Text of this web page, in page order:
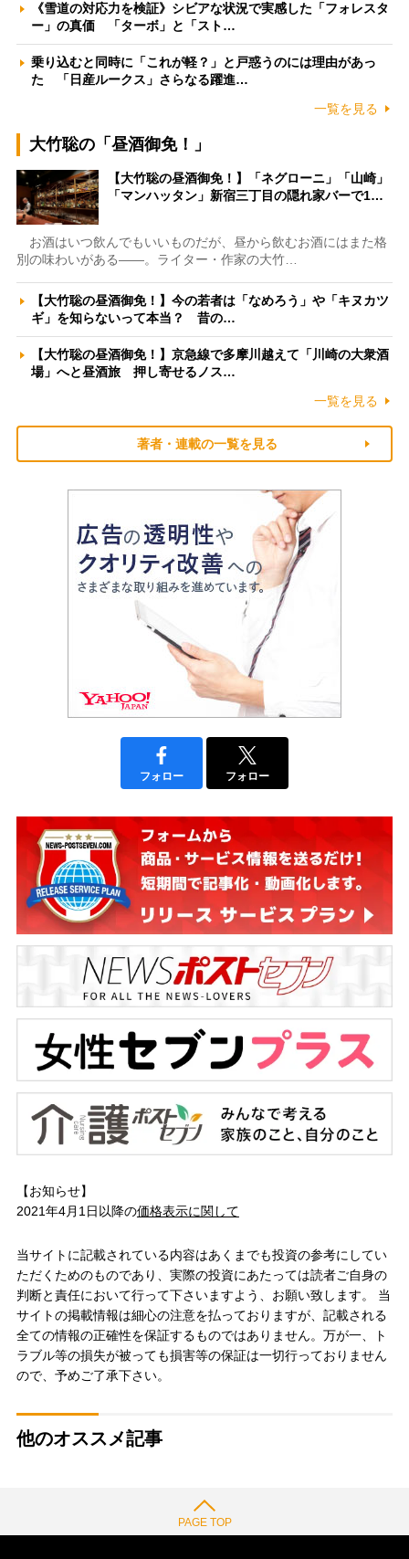
《雪道の対応力を検証》シビアな状況で実感した「フォレスタ
ー」の真価 「ターボ」と「スト…
乗り込むと同時に「これが軽？」と戸惑うのには理由があっ
た 「日産ルークス」さらなる躍進…
一覧を見る
大竹聡の「昼酒御免！」
【大竹聡の昼酒御免！】「ネグローニ」「山崎」
「マンハッタン」新宿三丁目の隠れ家バーで1…
お酒はいつ飲んでもいいものだが、昼から飲むお酒にはまた格
別の味わいがある――。ライター・作家の大竹…
【大竹聡の昼酒御免！】今の若者は「なめろう」や「キヌカツ
ギ」を知らないって本当？ 昔の…
【大竹聡の昼酒御免！】京急線で多摩川越えて「川崎の大衆酒
場」へと昼酒旅 押し寄せるノス…
一覧を見る
著者・連載の一覧を見る
フォロー フォロー
【お知らせ】
2021年4月1日以降の価格表示に関して
当サイトに記載されている内容はあくまでも投資の参考にしてい
ただくためのものであり、実際の投資にあたっては読者ご自身の
判断と責任において行って下さいますよう、お願い致します。 当
サイトの掲載情報は細心の注意を払っておりますが、記載される
全ての情報の正確性を保証するものではありません。万が一、ト
ラブル等の損失が被っても損害等の保証は一切行っておりません
ので、予めご了承下さい。
他のオススメ記事
PAGE TOP